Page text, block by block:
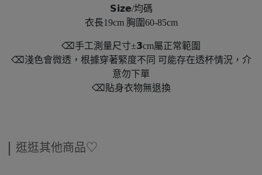
𝗦𝗶𝘇𝗲/均碼
衣長19cm 胸圍60-85cm
⌫手工測量尺寸±𝟯cm屬正常範圍
⌫淺色會微透，根據穿著緊度不同 可能存在透杯情況，介
意勿下單
⌫貼身衣物無退換
逛逛其他商品♡